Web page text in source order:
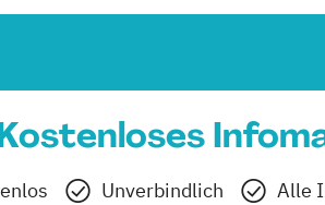
Unverbindlich Alle